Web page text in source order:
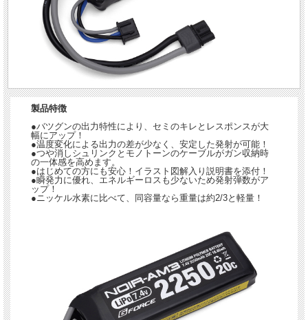
製品特徴
●バツグンの出力特性により、セミのキレとレスポンスが大
幅にアップ！
●温度変化による出力の差が少なく、安定した発射が可能！
●つや消しシュリンクとモノトーンのケーブルがガン収納時
の一体感を高めます。
●はじめての方にも安心！イラスト図解入り説明書を添付！
●瞬発力に優れ、エネルギーロスも少ないため発射弾数がア
ップ！
●ニッケル水素に比べて、同容量なら重量は約2/3と軽量！